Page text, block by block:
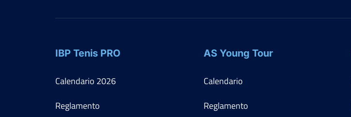
IBP Tenis PRO
Calendario 2026
Reglamento
AS Young Tour
Calendario
Reglamento